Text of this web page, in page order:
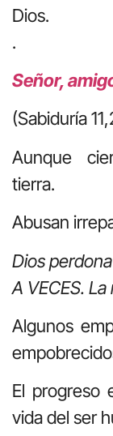
.
Señor,
(Sabiduría
Aunque
tierra.
Abusan
Dios
A VECES.
Algunos
El progreso
vida del ser